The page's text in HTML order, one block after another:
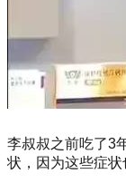
李叔叔之前吃了3
状，因为这些症状